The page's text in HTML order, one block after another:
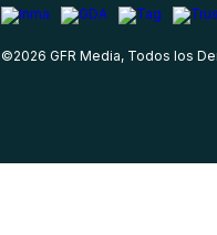
©2026 GFR Media, Todos los